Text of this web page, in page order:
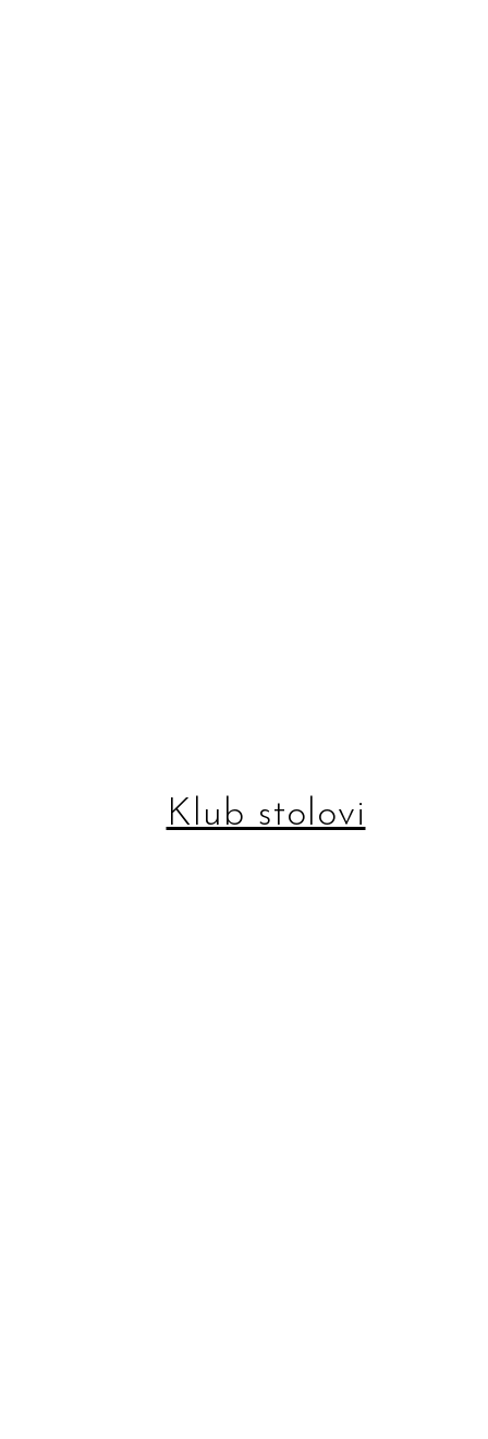
Klub stolovi